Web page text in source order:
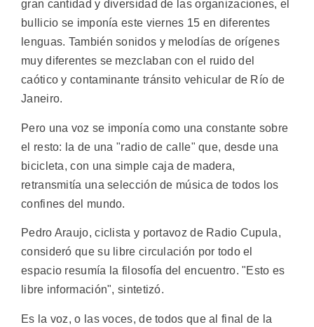
gran cantidad y diversidad de las organizaciones, el
bullicio se imponía este viernes 15 en diferentes
lenguas. También sonidos y melodías de orígenes
muy diferentes se mezclaban con el ruido del
caótico y contaminante tránsito vehicular de Río de
Janeiro.
Pero una voz se imponía como una constante sobre
el resto: la de una "radio de calle" que, desde una
bicicleta, con una simple caja de madera,
retransmitía una selección de música de todos los
confines del mundo.
Pedro Araujo, ciclista y portavoz de Radio Cupula,
consideró que su libre circulación por todo el
espacio resumía la filosofía del encuentro. "Esto es
libre información", sintetizó.
Es la voz, o las voces, de todos que al final de la